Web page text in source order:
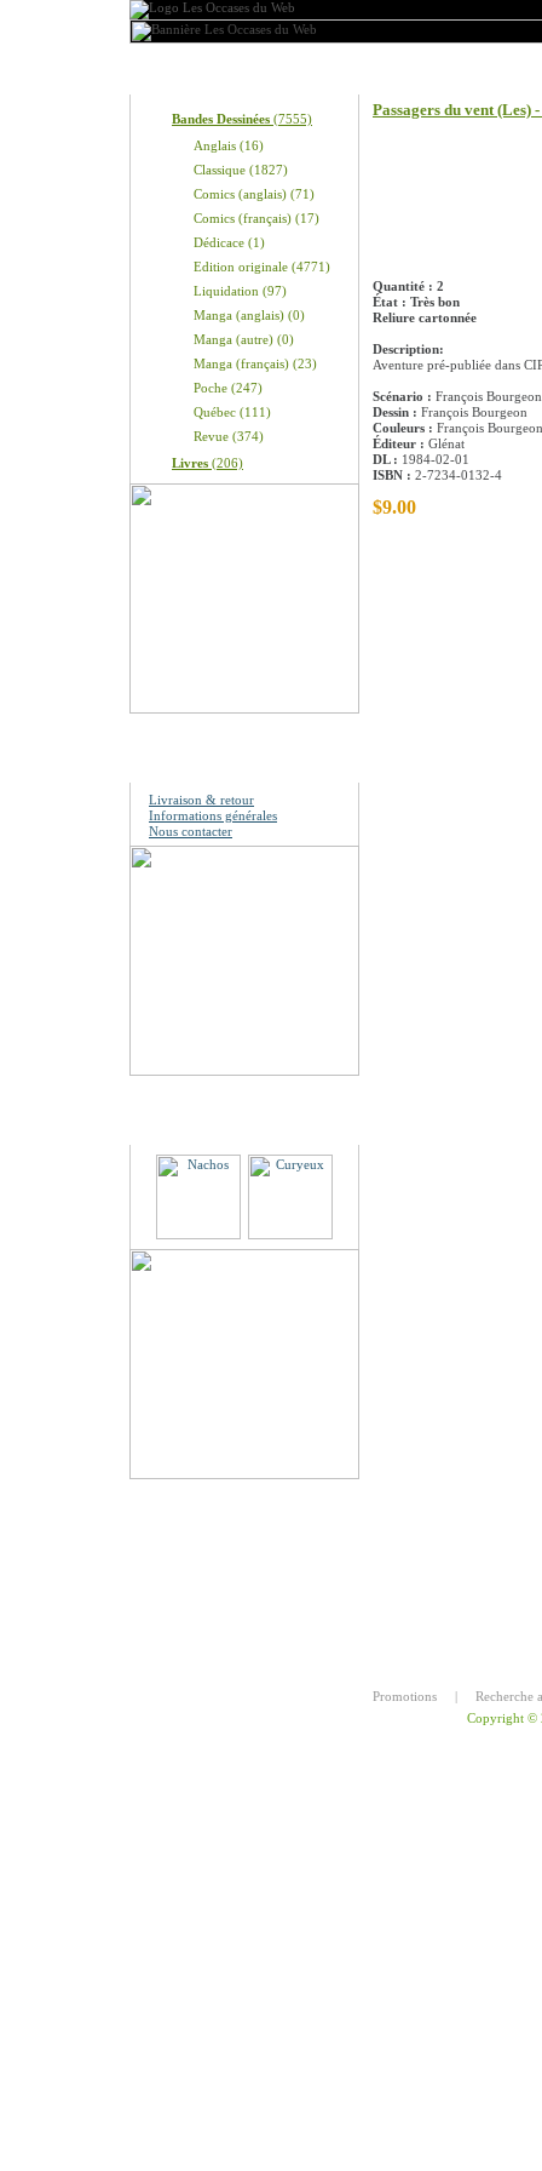
Bandes Dessinées (7555)
Anglais (16)
Classique (1827)
Comics (anglais) (71)
Comics (français) (17)
Dédicace (1)
Edition originale (4771)
Liquidation (97)
Manga (anglais) (0)
Manga (autre) (0)
Manga (français) (23)
Poche (247)
Québec (111)
Revue (374)
Livres (206)
Livraison & retour
Informations générales
Nous contacter
Passagers du vent (Les)
Quantité : 2
État : Très bon
Reliure cartonnée
Description:
Aventure pré-publiée dans
Scénario : François Bourgeon
Dessin : François Bourgeon
Couleurs : François Bourgeon
Éditeur : Glénat
DL : 1984-02-01
ISBN : 2-7234-0132-4
$9.00
Promotions |
Recherche
Copyright ©